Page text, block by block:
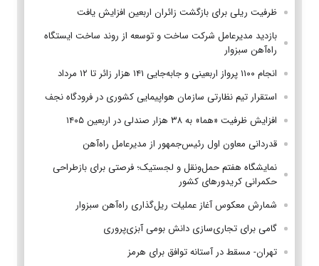
ظرفیت ریلی برای بازگشت زائران اربعین افزایش یافت
بازدید مدیرعامل شرکت ساخت و توسعه از روند ساخت ایستگاه
راه‌آهن سبزوار
انجام ۱۱۰۰ پرواز اربعینی و جابه‌جایی ۱۴۱ هزار زائر تا ۱۲ مرداد
استقرار تیم‌ نظارتی سازمان هواپیمایی کشوری در فرودگاه نجف
افزایش ظرفیت «هما» به ۳۸ هزار صندلی در اربعین ۱۴۰۵
قدردانی معاون اول رئیس‌جمهور از مدیرعامل راه‌آهن
نمایشگاه هفتم حمل‌ونقل و لجستیک؛ فرصتی برای بازطراحی
حکمرانی کریدورهای کشور
شمارش معکوس آغاز عملیات ریل‌گذاری راه‌آهن سبزوار
گامی برای تجاری‌سازی دانش بومی آبزی‌پروری
تهران- مسقط در آستانه توافق برای هرمز